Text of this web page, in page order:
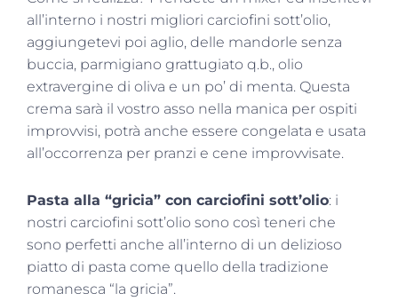
all’interno i nostri migliori carciofini sott’olio,
aggiungetevi poi aglio, delle mandorle senza
buccia, parmigiano grattugiato q.b., olio
extravergine di oliva e un po’ di menta. Questa
crema sarà il vostro asso nella manica per ospiti
improvvisi, potrà anche essere congelata e usata
all’occorrenza per pranzi e cene improvvisate.
Pasta alla “gricia” con carciofini sott’olio: i
nostri carciofini sott’olio sono così teneri che
sono perfetti anche all’interno di un delizioso
piatto di pasta come quello della tradizione
romanesca “la gricia”.